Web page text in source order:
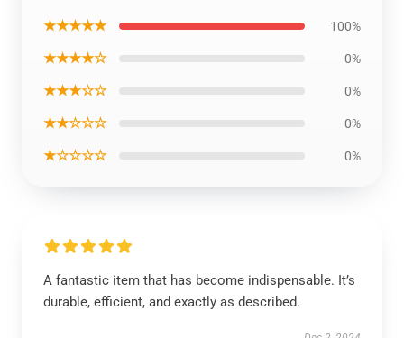
★★★★★ 100%
★★★★☆ 0%
★★★☆☆ 0%
★★☆☆☆ 0%
★☆☆☆☆ 0%
A fantastic item that has become indispensable. It’s
durable, efficient, and exactly as described.